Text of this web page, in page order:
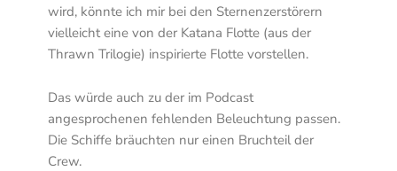
wird, könnte ich mir bei den Sternenzerstörern
vielleicht eine von der Katana Flotte (aus der
Thrawn Trilogie) inspirierte Flotte vorstellen.
Das würde auch zu der im Podcast
angesprochenen fehlenden Beleuchtung passen.
Die Schiffe bräuchten nur einen Bruchteil der
Crew.